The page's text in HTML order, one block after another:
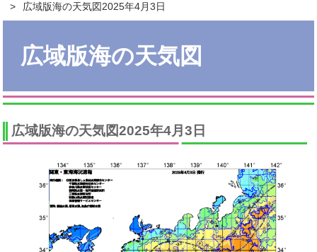
広域版海の天気図2025年4月3日
広域版海の天気図
広域版海の天気図2025年4月3日